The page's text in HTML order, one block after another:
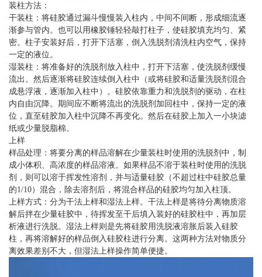
装柱方法：
干装柱：将硅胶通过漏斗慢慢装入柱内，中间不间断，形成细流逐
渐参与管内。也可以用橡胶锤轻轻敲打柱子，使硅胶填充均匀、紧
密。柱子安装好后，打开下活塞，倒入洗脱剂清洗柱内空气，保持
一定的液位。
湿装柱：将准备好的洗脱剂放入柱中，打开下活塞，使洗脱剂缓慢
流出。然后逐渐将硅胶连续倒入柱中（或将硅胶和适量洗脱剂混合
成悬浮液，逐渐加入柱中）。硅胶依靠重力和洗脱剂的驱动，在柱
内自由沉降。期间应不断将流出的洗脱剂加回柱中，保持一定的液
位，直至硅胶加入柱中沉降不再变化。然后在硅胶上加入一小块滤
纸或少量脱脂棉。
上样
样品处理：将要分离的样品溶解在少量装柱时使用的洗脱剂中，制
成小体积、高浓度的样品溶液。如果样品不溶于装柱时使用的洗脱
剂，则可以溶于挥发性溶剂，并与适量硅胶（不超过柱中硅胶总量
的1/10）混合，除去溶剂后，将混合样品的硅胶均匀加入柱顶。
上样方式：分为干法上样和湿法上样。干法上样是将待分离物质溶
解后拌在少量硅胶中，待挥发至干后填入装好的硅胶柱中，再加层
析液进行洗脱。湿法上样则是先将硅胶用洗脱液溶胀后装入硅胶
柱，再将溶解好的样品倒入硅胶柱进行分离。这两种方法对物质分
离效果差别不大，但湿法上样操作简单便捷。